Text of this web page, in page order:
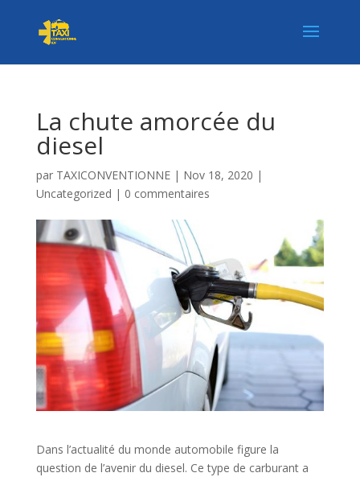
La chute amorcée du
diesel
par TAXICONVENTIONNE| Nov 18, 2020 |
Uncategorized | 0 commentaires
Dans l’actualité du monde automobile figure la
question de l’avenir du diesel. Ce type de carburant a